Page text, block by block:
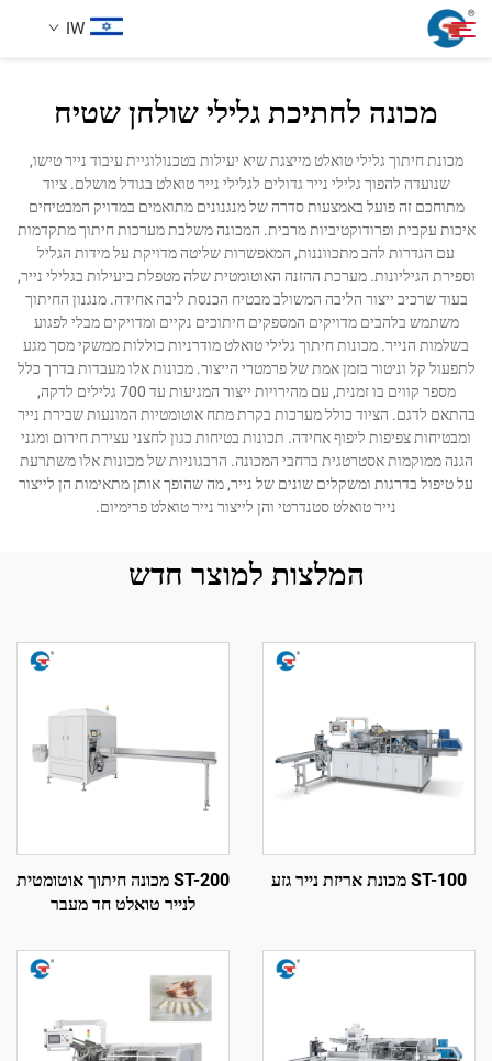
IW
מוצרים
מקרה עיצוב
שירות
חֲדָשִים
לְהִתְחַבֵּר אֵלֵינוּ
חיפוש
מכונה לחתיכת גלילי שולחן שטיח
מכונת חיתוך גלילי טואלט מייצגת שיא יעילות בטכנולוגיית עיבוד נייר טישו,
שנועדה להפוך גלילי נייר גדולים לגלילי נייר טואלט בגודל מושלם. ציוד
מתוחכם זה פועל באמצעות סדרה של מנגנונים מתואמים במדויק המבטיחים
איכות עקבית ופרודוקטיביות מרבית. המכונה משלבת מערכות חיתוך מתקדמות
עם הגדרות להב מתכווננות, המאפשרות שליטה מדויקת על מידות הגליל
וספירת הגיליונות. מערכת ההזנה האוטומטית שלה מטפלת ביעילות בגלילי נייר,
בעוד שרכיב ייצור הליבה המשולב מבטיח הכנסת ליבה אחידה. מנגנון החיתוך
משתמש בלהבים מדויקים המספקים חיתוכים נקיים ומדויקים מבלי לפגוע
בשלמות הנייר. מכונות חיתוך גלילי טואלט מודרניות כוללות ממשקי מסך מגע
לתפעול קל וניטור בזמן אמת של פרמטרי הייצור. מכונות אלו מעבדות בדרך כלל
מספר קווים בו זמנית, עם מהירויות ייצור המגיעות עד 700 גלילים לדקה,
בהתאם לדגם. הציוד כולל מערכות בקרת מתח אוטומטיות המונעות שבירת נייר
ומבטיחות צפיפות ליפוף אחידה. תכונות בטיחות כגון לחצני עצירת חירום ומגני
הגנה ממוקמות אסטרטגית ברחבי המכונה. הרבגוניות של מכונות אלו משתרעת
על טיפול בדרגות ומשקלים שונים של נייר, מה שהופך אותן מתאימות הן לייצור
נייר טואלט סטנדרטי והן לייצור נייר טואלט פרימיום.
המלצות למוצר חדש
ST-100 מכונת אריזת נייר גזע
ST-200 מכונה חיתוך אוטומטית
לנייר טואלט חד מעבר